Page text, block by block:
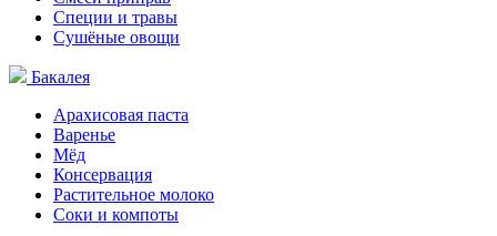
Специи и травы
Сушёные овощи
Бакалея
Арахисовая паста
Варенье
Мёд
Консервация
Растительное молоко
Соки и компоты